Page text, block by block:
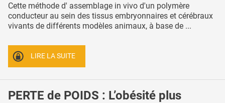
Cette méthode d' assemblage in vivo d'un polymère
conducteur au sein des tissus embryonnaires et cérébraux
vivants de différents modèles animaux, à base de ...
LIRE LA SUITE
PERTE de POIDS : L’obésité plus